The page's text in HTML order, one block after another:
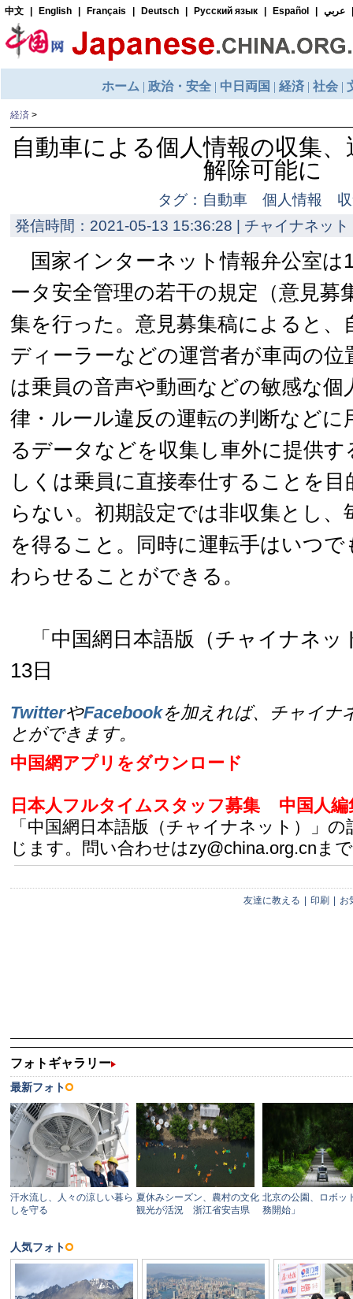
経済 >
自動車による個人情報の収集
解除可能に
タグ：自動車 個人情報
発信時間：2021-05-13 15:36:28 | チャイナネッ
国家インターネット情報弁公室は
ータ安全管理の若干の規定（意見募
集を行った。意見募集稿によると、
ディーラーなどの運営者が車両の位
は乗員の音声や動画などの敏感な個
律・ルール違反の運転の判断など
るデータなどを収集し車外に提供す
しくは乗員に直接奉仕することを
らない。初期設定では非収集とし、
を得ること。同時に運転手はいつで
わらせることができる。
「中国網日本語版（チャイナネッ
13日
TwitterやFacebookを加えれば、チャイナ
とができます。
中国網アプリをダウンロード
日本人フルタイムスタッフ募集
中国人
「中国網日本語版（チャイナネット）」
じます。問い合わせはzy@china.org.cnまで
友達に教える 印刷 お